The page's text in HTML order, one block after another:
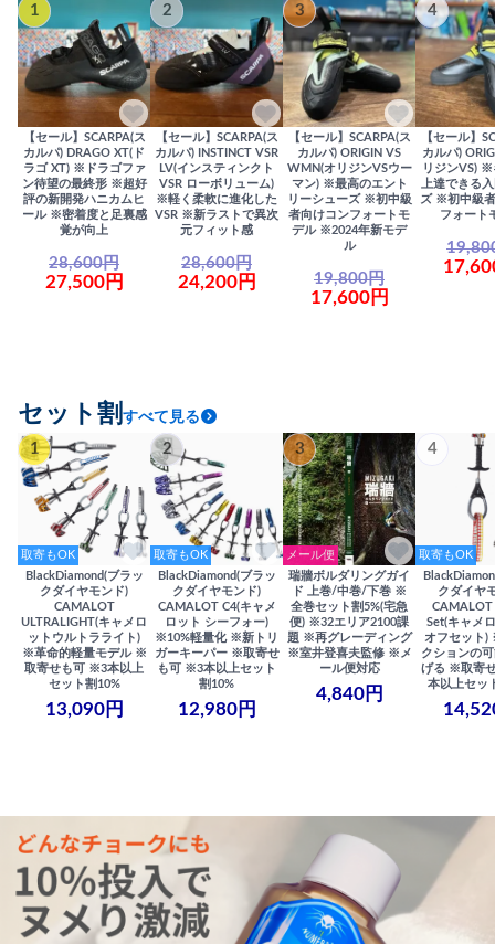
1
【セール】SCARPA(ス
カルパ) DRAGO XT(ド
ラゴ XT) ※ドラゴファ
ン待望の最終形 ※超好
評の新開発ハニカムヒ
ール ※密着度と足裏感
覚が向上
28,600円
27,500円
2
【セール】SCARPA(ス
カルパ) INSTINCT VSR
LV(インスティンクト
VSR ローボリューム)
※軽く柔軟に進化した
VSR ※新ラストで異次
元フィット感
28,600円
24,200円
3
【セール】SCARPA(ス
カルパ) ORIGIN VS
WMN(オリジンVSウー
マン) ※最高のエント
リーシューズ ※初中級
者向けコンフォートモ
デル ※2024年新モデ
ル
19,800円
17,600円
4
【セール】
カルパ)
リジンVS) ※
上達できる
ズ ※初中級
フォート
セット割 すべて見る
1
取寄もOK
BlackDiamond(ブラッ
クダイヤモンド)
CAMALOT
ULTRALIGHT(キャメロ
ットウルトラライト)
※革命的軽量モデル ※
取寄せも可 ※3本以上
セット割10%
13,090円
2
取寄もOK
BlackDiamond(ブラッ
クダイヤモンド)
CAMALOT C4(キャメ
ロット シーフォー)
※10%軽量化 ※新トリ
ガーキーパー ※取寄せ
も可 ※3本以上セット
割10%
12,980円
3
メール便
瑞牆ボルダリングガイ
ド 上巻/中巻/下巻 ※
全巻セット割5%(宅急
便) ※32エリア2100課
題 ※再グレーディング
※室井登喜夫監修 ※メ
ール便対応
4,840円
4
取寄もOK
クダイヤ
Set(キャメ
オフセット)
クションの
げる ※取寄
本以上セッ